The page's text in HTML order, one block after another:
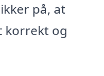
på, at
korrekt og